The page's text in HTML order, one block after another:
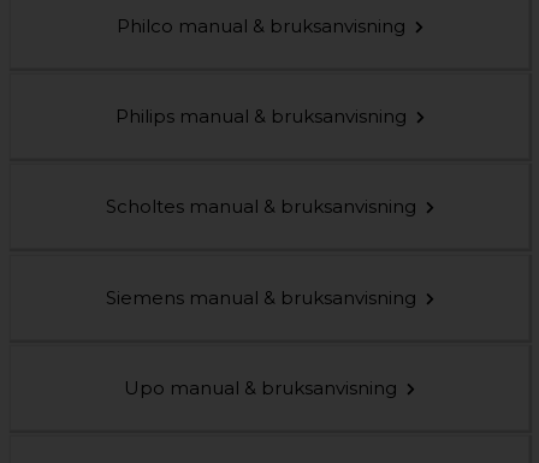
Philco manual & bruksanvisning
Philips manual & bruksanvisning
Scholtes manual & bruksanvisning
Siemens manual & bruksanvisning
Upo manual & bruksanvisning